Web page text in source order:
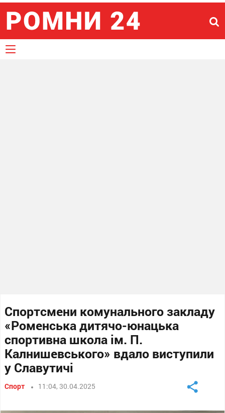
Спортсмени комунального закладу
«Роменська дитячо-юнацька
спортивна школа ім. П.
Калнишевського» вдало виступили
у Славутичі
Спорт 11:04, 30.04.2025